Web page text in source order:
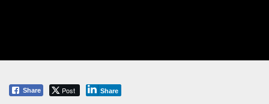
Share Post Share